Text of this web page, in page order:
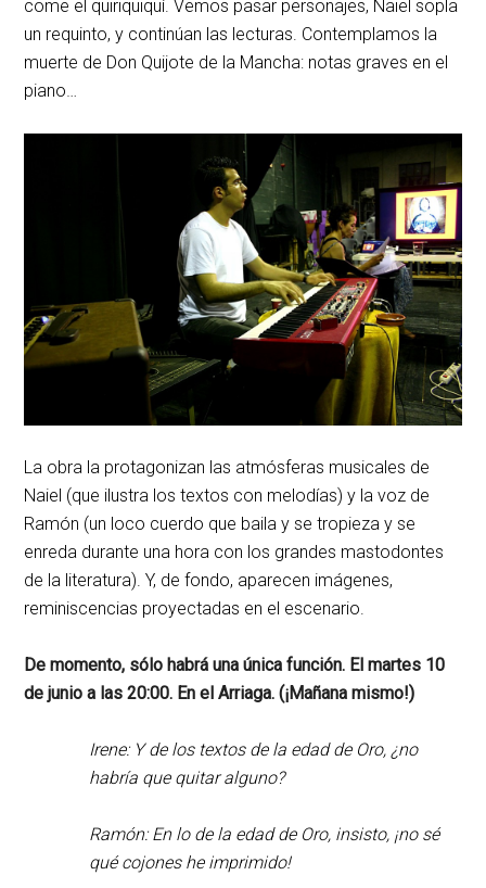
come el quiriquiquí. Vemos pasar personajes, Naiel sopla
un requinto, y continúan las lecturas. Contemplamos la
muerte de Don Quijote de la Mancha: notas graves en el
piano…
La obra la protagonizan las atmósferas musicales de
Naiel (que ilustra los textos con melodías) y la voz de
Ramón (un loco cuerdo que baila y se tropieza y se
enreda durante una hora con los grandes mastodontes
de la literatura). Y, de fondo, aparecen imágenes,
reminiscencias proyectadas en el escenario.
De momento, sólo habrá una única función. El martes 10
de junio a las 20:00. En el Arriaga. (¡Mañana mismo!)
Irene: Y de los textos de la edad de Oro, ¿no
habría que quitar alguno?
Ramón: En lo de la edad de Oro, insisto, ¡no sé
qué cojones he imprimido!